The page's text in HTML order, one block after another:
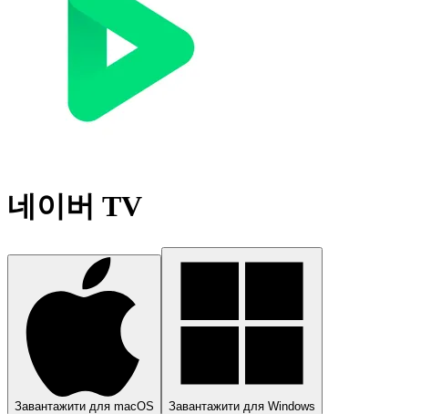
네이버 TV
Завантажити для macOS Завантажити для Windows